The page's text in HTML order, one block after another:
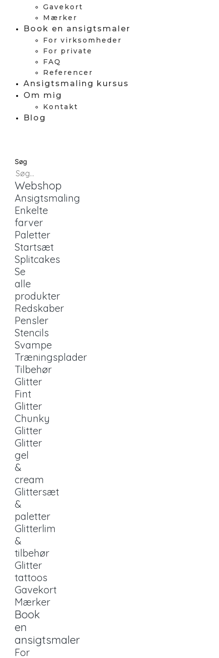
Gavekort
Mærker
Book en ansigtsmaler
For virksomheder
For private
FAQ
Referencer
Ansigtsmaling kursus
Om mig
Kontakt
Blog
Søg
Webshop
Ansigtsmaling
Enkelte
farver
Paletter
Startsæt
Splitcakes
Se
alle
produkter
Redskaber
Pensler
Stencils
Svampe
Træningsplader
Tilbehør
Glitter
Fint
Glitter
Chunky
Glitter
Glitter
gel
&
cream
Glittersæt
&
paletter
Glitterlim
&
tilbehør
Glitter
tattoos
Gavekort
Mærker
Book
en
ansigtsmaler
For